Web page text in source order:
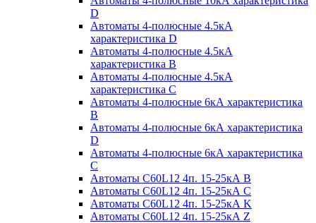
D
Автоматы 4-полюсные 4.5кА
характеристика D
Автоматы 4-полюсные 4.5кА
характеристика В
Автоматы 4-полюсные 4.5кА
характеристика С
Автоматы 4-полюсные 6кА характеристика
B
Автоматы 4-полюсные 6кА характеристика
D
Автоматы 4-полюсные 6кА характеристика
С
Автоматы C60L12 4п. 15-25кА B
Автоматы C60L12 4п. 15-25кА C
Автоматы C60L12 4п. 15-25кА K
Автоматы C60L12 4п. 15-25кА Z